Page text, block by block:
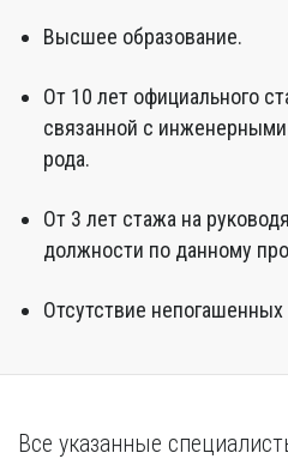
Высшее образование.
От 10 лет официального
связанной с
рода.
От 3 лет стажа на
должности по данному
Отсутствие
Все указанные